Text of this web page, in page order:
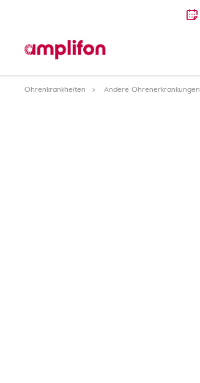
Ohrenkrankheiten Andere Ohrenerkrankungen